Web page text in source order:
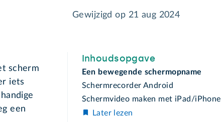
Gewijzigd op 21 aug 2024
scherm
iets
een
Inhoudsopgave
Een bewegende schermopname
Schermrecorder Android
Schermvideo maken met iPad/iPhone
Later lezen